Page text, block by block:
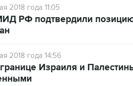
2018 года 11:05
РФ подтвердили
2018 года 14:56
Израиля и